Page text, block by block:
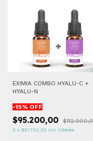
EXIMIA COMBO HYALU-C +
HYALU-N
-15% OFF
$95.200,00
3 x $31.733,33 sin interés